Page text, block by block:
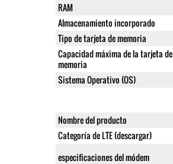
RAM
Almacenamiento incorporado
Tipo de tarjeta de memoria
Capacidad máxima de la tarjeta de
memoria
Sistema Operativo (OS)
Nombre del producto
Categoría de LTE (descargar)
especificaciones del módem